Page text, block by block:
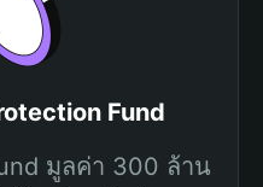
Fund
มูลค่า 300 ล้าน